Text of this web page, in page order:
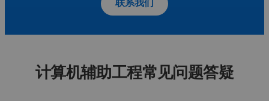
联系我们
计算机辅助工程常见问题答疑